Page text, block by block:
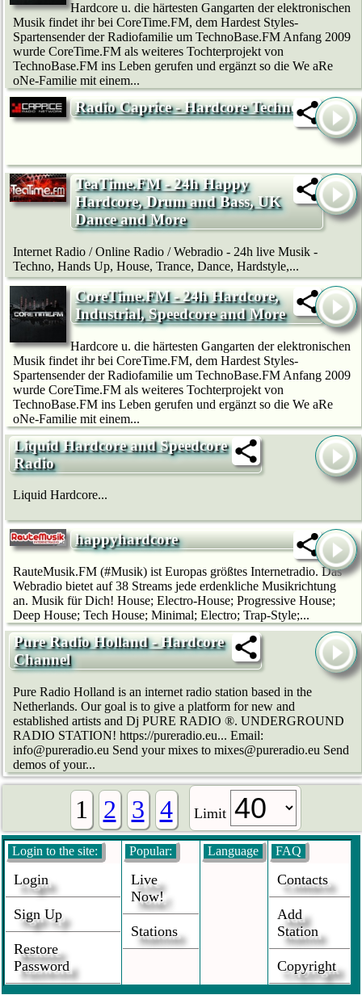
Hardcore u. die härtesten Gangarten der elektronischen
Musik findet ihr bei CoreTime.FM, dem Hardest Styles-
Spartensender der Radiofamilie um TechnoBase.FM Anfang 2009
wurde CoreTime.FM als weiteres Tochterprojekt von
TechnoBase.FM ins Leben gerufen und ergänzt so die We aRe
oNe-Familie mit einem...
Radio Caprice - Hardcore Techno
TeaTime.FM - 24h Happy
Hardcore, Drum and Bass, UK
Dance and More
Internet Radio / Online Radio / Webradio - 24h live Musik -
Techno, Hands Up, House, Trance, Dance, Hardstyle,...
CoreTime.FM - 24h Hardcore,
Industrial, Speedcore and More
Hardcore u. die härtesten Gangarten der elektronischen
Musik findet ihr bei CoreTime.FM, dem Hardest Styles-
Spartensender der Radiofamilie um TechnoBase.FM Anfang 2009
wurde CoreTime.FM als weiteres Tochterprojekt von
TechnoBase.FM ins Leben gerufen und ergänzt so die We aRe
oNe-Familie mit einem...
Liquid Hardcore and Speedcore
Radio
Liquid Hardcore...
happyhardcore
RauteMusik.FM (#Musik) ist Europas größtes Internetradio. Das
Webradio bietet auf 38 Streams jede erdenkliche Musikrichtung
an. Musik für Dich! House; Electro-House; Progressive House;
Deep House; Tech House; Minimal; Electro; Trap-Style;...
Pure Radio Holland - Hardcore
Channel
Pure Radio Holland is an internet radio station based in the
Netherlands. Our goal is to give a platform for new and
established artists and Dj PURE RADIO ®. UNDERGROUND
RADIO STATION! https://pureradio.eu... Email:
info@pureradio.eu Send your mixes to mixes@pureradio.eu Send
demos of your...
1 2 3 4 Limit
Login to the site:
Login
Sign Up
Restore
Password
Popular:
Live
Now!
Stations
Language FAQ
Contacts
Add
Station
Copyright